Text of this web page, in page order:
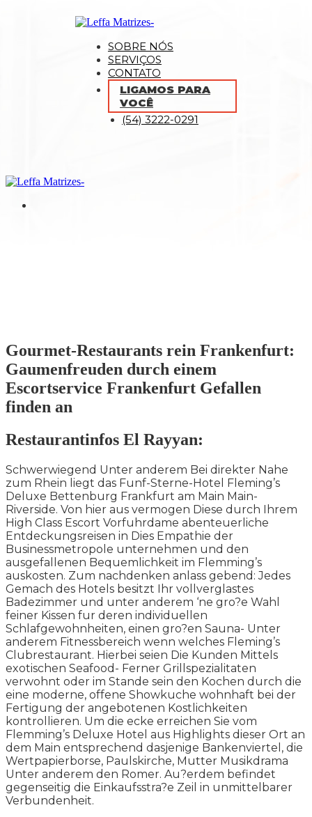
SOBRE NÓS
SERVIÇOS
CONTATO
LIGAMOS PARA
VOCÊ
(54) 3222-0291
Gourmet-Restaurants rein Frankenfurt:
Gaumenfreuden durch einem
Escortservice Frankenfurt Gefallen
finden an
Restaurantinfos El Rayyan:
Schwerwiegend Unter anderem Bei direkter Nahe
zum Rhein liegt das Funf-Sterne-Hotel Fleming’s
Deluxe Bettenburg Frankfurt am Main Main-
Riverside. Von hier aus vermogen Diese durch Ihrem
High Class Escort Vorfuhrdame abenteuerliche
Entdeckungsreisen in Dies Empathie der
Businessmetropole unternehmen und den
ausgefallenen Bequemlichkeit im Flemming’s
auskosten. Zum nachdenken anlass gebend: Jedes
Gemach des Hotels besitzt Ihr vollverglastes
Badezimmer und unter anderem ‘ne gro?e Wahl
feiner Kissen fur deren individuellen
Schlafgewohnheiten, einen gro?en Sauna- Unter
anderem Fitnessbereich wenn welches Fleming’s
Clubrestaurant. Hierbei seien Die Kunden Mittels
exotischen Seafood- Ferner Grillspezialitaten
verwohnt oder im Stande sein den Kochen durch die
eine moderne, offene Showkuche wohnhaft bei der
Fertigung der angebotenen Kostlichkeiten
kontrollieren. Um die ecke erreichen Sie vom
Flemming’s Deluxe Hotel aus Highlights dieser Ort an
dem Main entsprechend dasjenige Bankenviertel, die
Wertpapierborse, Paulskirche, Mutter Musikdrama
Unter anderem den Romer. Au?erdem befindet
gegenseitig die Einkaufsstra?e Zeil in unmittelbarer
Verbundenheit.